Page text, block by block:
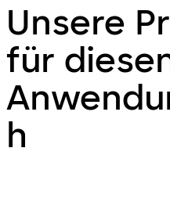
Unsere
für
h